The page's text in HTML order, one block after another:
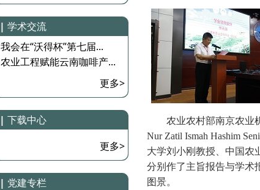
| 学术交流
我会在“沃得杯”第七届...
农业工程赋能云南咖啡产...
更多>
| 下载中心
更多>
| 党建专栏
农业农村部南京农业
Nur Zatil Ismah Hashim
大学刘小刚教授、中国农
分别作了主旨报告与学术
图景。